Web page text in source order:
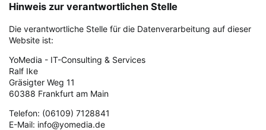
Hinweis zur verantwortlichen Stelle
Die verantwortliche Stelle für die Datenverarbeitung auf dieser
Website ist:
YoMedia - IT-Consulting & Services
Ralf Ike
Gräsigter Weg 11
60388 Frankfurt am Main
Telefon: (06109) 7128841
E-Mail: info@yomedia.de